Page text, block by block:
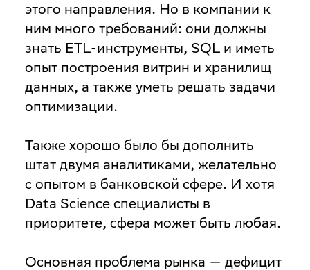
этого направления. Но в компании к
ним много требований: они должны
знать ETL-инструменты, SQL и иметь
опыт построения витрин и хранилищ
данных, а также уметь решать задачи
оптимизации.
Также хорошо было бы дополнить
штат двумя аналитиками, желательно
с опытом в банковской сфере. И хотя
Data Science специалисты в
приоритете, сфера может быть любая.
Основная проблема рынка — дефицит